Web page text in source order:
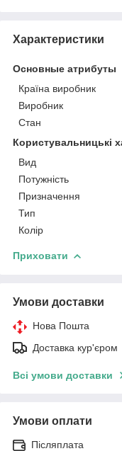
Характеристики
Основные атрибуты
Країна виробник
Виробник
Стан
Користувальницькі
Вид
Потужність
Призначення
Тип
Колір
Приховати
Умови доставки
Нова Пошта
Доставка кур'єром
Всі умови доставки
Умови оплати
Післяплата